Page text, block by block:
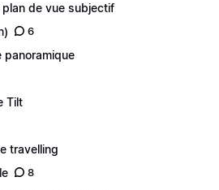
plan de vue subjectif
6
panoramique
Tilt
travelling
8